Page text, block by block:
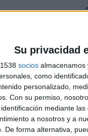
Su privacidad
socios almacenamos
como
personalizado,
Con su permiso,
mediante
a nosotros y a
De forma alternativa,